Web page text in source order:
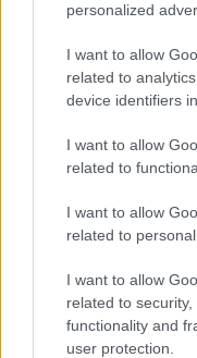
personalized
I want to allow
related to
device identifiers
I want to allow
related to
I want to allow
related to
I want to allow
related to
functionality and
user protection.
SEDUTE